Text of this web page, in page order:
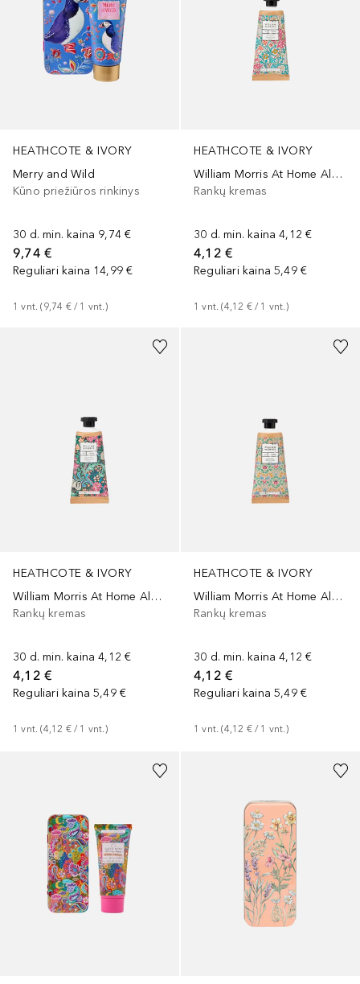
HEATHCOTE & IVORY
Merry and Wild
Kūno priežiūros rinkinys
30 d. min. kaina 9,74 €
9,74 €
Reguliari kaina 14,99 €
1 vnt. (9,74 € / 1 vnt.)
HEATHCOTE & IVORY
William Morris At Home Aloe & Lime Hand Cream
Rankų kremas
30 d. min. kaina 4,12 €
4,12 €
Reguliari kaina 5,49 €
1 vnt. (4,12 € / 1 vnt.)
HEATHCOTE & IVORY
William Morris At Home Aloe & Lime Hand Cream
Rankų kremas
30 d. min. kaina 4,12 €
4,12 €
Reguliari kaina 5,49 €
1 vnt. (4,12 € / 1 vnt.)
HEATHCOTE & IVORY
William Morris At Home Aloe & Lime Hand Cream
Rankų kremas
30 d. min. kaina 4,12 €
4,12 €
Reguliari kaina 5,49 €
1 vnt. (4,12 € / 1 vnt.)